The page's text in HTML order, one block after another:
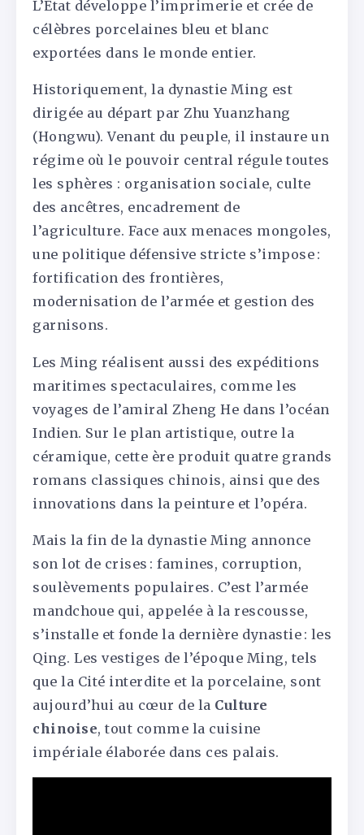
L’État développe l’imprimerie et crée de
célèbres porcelaines bleu et blanc
exportées dans le monde entier.
Historiquement, la dynastie Ming est
dirigée au départ par Zhu Yuanzhang
(Hongwu). Venant du peuple, il instaure un
régime où le pouvoir central régule toutes
les sphères : organisation sociale, culte
des ancêtres, encadrement de
l’agriculture. Face aux menaces mongoles,
une politique défensive stricte s’impose :
fortification des frontières,
modernisation de l’armée et gestion des
garnisons.
Les Ming réalisent aussi des expéditions
maritimes spectaculaires, comme les
voyages de l’amiral Zheng He dans l’océan
Indien. Sur le plan artistique, outre la
céramique, cette ère produit quatre grands
romans classiques chinois, ainsi que des
innovations dans la peinture et l’opéra.
Mais la fin de la dynastie Ming annonce
son lot de crises : famines, corruption,
soulèvements populaires. C’est l’armée
mandchoue qui, appelée à la rescousse,
s’installe et fonde la dernière dynastie : les
Qing. Les vestiges de l’époque Ming, tels
que la Cité interdite et la porcelaine, sont
aujourd’hui au cœur de la Culture
chinoise, tout comme la cuisine
impériale élaborée dans ces palais.